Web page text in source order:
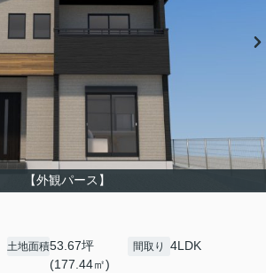
【外観パース】
土地面積53.67坪
(177.44㎡)
間取り 4LDK